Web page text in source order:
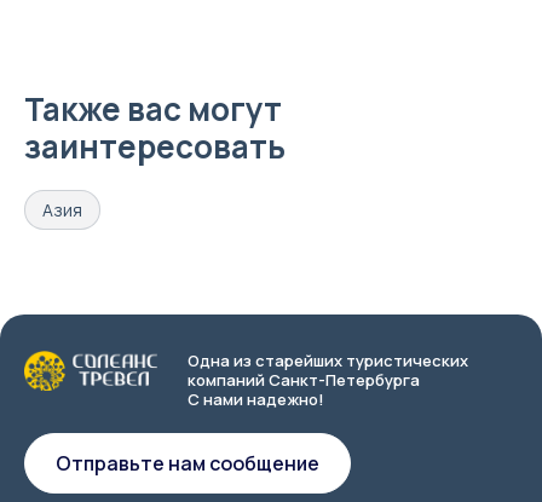
Также вас могут
заинтересовать
Азия
Одна из старейших туристических
компаний Санкт-Петербурга
С нами надежно!
Отправьте нам сообщение